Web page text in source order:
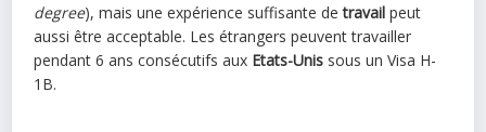
degree), mais une expérience suffisante detravail peut
aussi être acceptable. Les étrangers peuvent travailler
pendant 6 ans consécutifs aux Etats-Unis sous un Visa H-
1B.